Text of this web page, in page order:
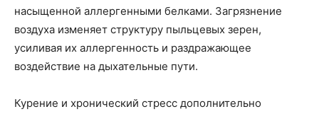
насыщенной аллергенными белками. Загрязнение
воздуха изменяет структуру пыльцевых зерен,
усиливая их аллергенность и раздражающее
воздействие на дыхательные пути.
Курение и хронический стресс дополнительно